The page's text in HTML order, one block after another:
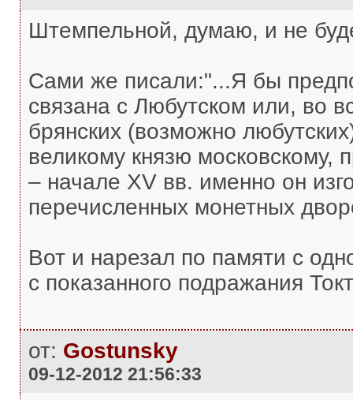
Штемпельной, думаю, и не
Сами же писали:"...Я бы
связана с Любутском или, во
брянских (возможно
великому князю
– начале XV вв. именно он
перечисленных монетных
Вот и нарезал по памяти с
с показанного подражания
от: Gostunsky
09-12-2012 21:56:33